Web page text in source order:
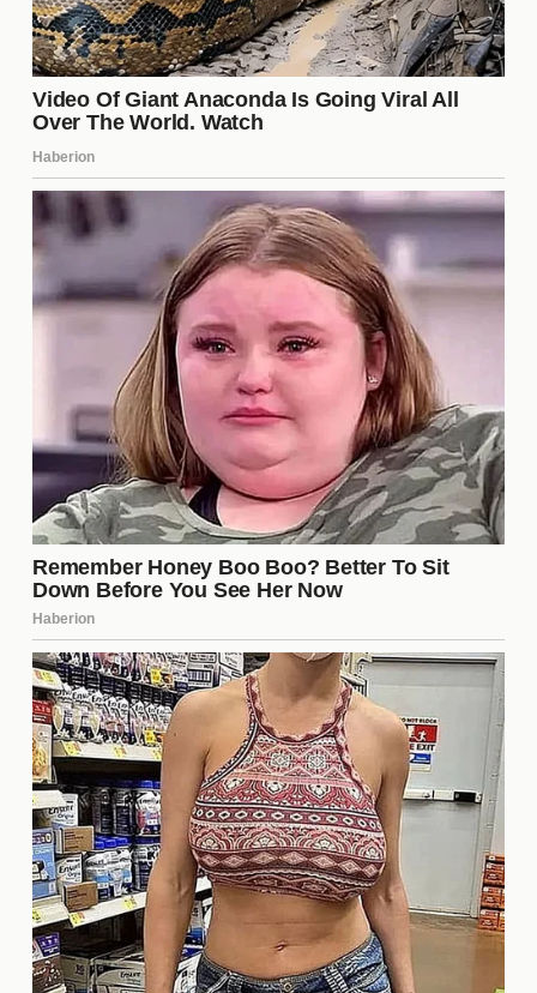
crea un entorno propicio para el crecimiento. Se
espera que estos jóvenes se beneficien del
liderazgo de los nuevos fichajes y del cuerpo
técnico.
Impacto Financiero de los
Fichajes
La inversión en **fichajes** también tiene un
impacto financiero significativo. Aunque la llegada
de nuevos jugadores puede ser costosa, también
puede generar ingresos a través de la venta de
entradas, merchandising y derechos de televisión.
Es fundamental que el club maneje sus finanzas de
manera prudente para asegurar un crecimiento
sostenible a largo plazo.
Expectativas de la Afición para
la Nueva Temporada
La afición del Valencia CF tiene grandes
expectativas para la nueva temporada. La
combinación de nuevos fichajes y la continuidad de
**Corberán** ha revitalizado la esperanza entre los
seguidores. Muchos esperan que el equipo no solo
compita, sino que también aspire a títulos, lo que
aumentaría el apoyo y la asistencia a los partidos.
¿Quiénes son los nuevos fichajes
del Valencia CF?